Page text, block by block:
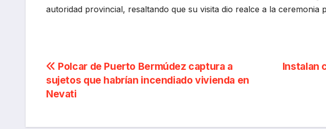
autoridad provincial, resaltando que su visita dio realce a la ceremonia
Navegación
de
Instalan
Polcar de Puerto Bermúdez captura a
sujetos que habrían incendiado vivienda en
Nevati